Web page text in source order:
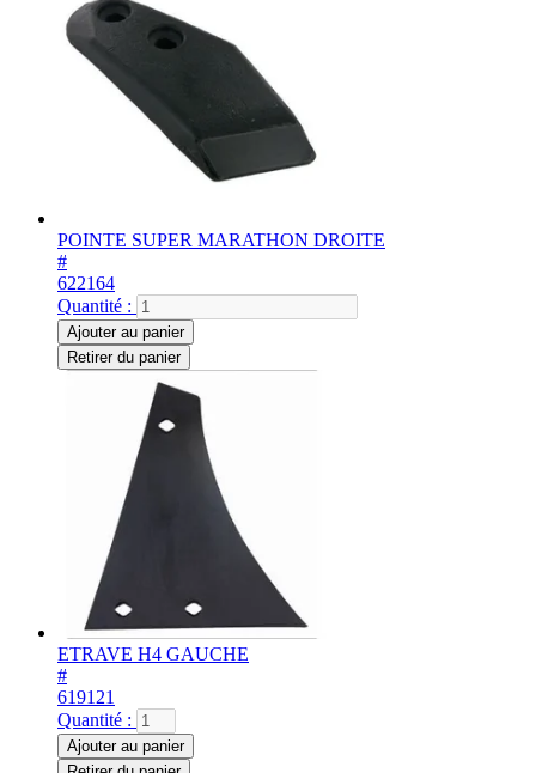
POINTE SUPER MARATHON DROITE
#
622164
Quantité :
Ajouter au panier
Retirer du panier
ETRAVE H4 GAUCHE
#
619121
Quantité :
Ajouter au panier